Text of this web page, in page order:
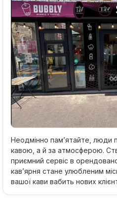
Неодмінно пам’ятайте, люди
кавою, а й за атмосферою.
приємний сервіс в
кав’ярня стане улюбленим
вашої кави вабить нових